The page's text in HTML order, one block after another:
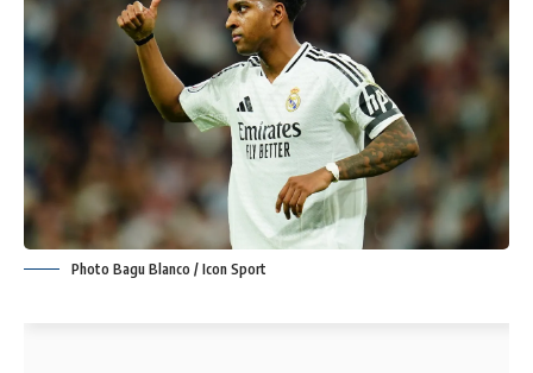
Photo Bagu Blanco / Icon Sport